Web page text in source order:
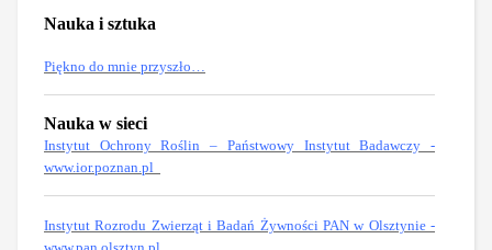
Nauka i sztuka
Piękno do mnie przyszło…
Nauka w sieci
Instytut Ochrony Roślin – Państwowy Instytut Badawczy -
www.ior.poznan.pl
Instytut Rozrodu Zwierząt i Badań Żywności PAN w Olsztynie -